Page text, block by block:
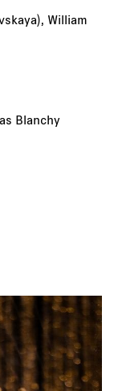
William
Blanchy